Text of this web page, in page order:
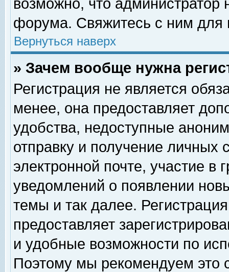
возможно, что
форума. Свяжитесь с ним для
Вернуться наверх
» Зачем вообще нужна
Регистрация не является
менее, она предоставляет
удобства, недоступные
отправку и получение личных
электронной почте, участие в
уведомлений о появлении
темы и так далее.
предоставляет
и удобные возможности по
Поэтому мы рекомендуем это